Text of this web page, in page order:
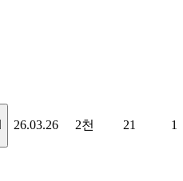
26.03.26 2천 21 1